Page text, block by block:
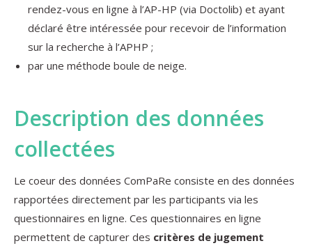
rendez-vous en ligne à l’AP-HP (via Doctolib) et ayant
déclaré être intéressée pour recevoir de l’information
sur la recherche à l’APHP ;
par une méthode boule de neige.
Description des données
collectées
Le coeur des données ComPaRe consiste en des données
rapportées directement par les participants via les
questionnaires en ligne. Ces questionnaires en ligne
permettent de capturer des critères de jugement